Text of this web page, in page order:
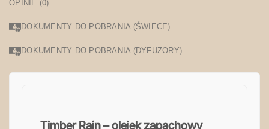
OPINIE (0)
DOKUMENTY DO POBRANIA (ŚWIECE)
DOKUMENTY DO POBRANIA (DYFUZORY)
Timber Rain – olejek zapachowy